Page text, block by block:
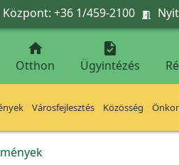
Központ: +36 1/459-2100 

Otthon

Ügyintézés
Városfejlesztés Közösség